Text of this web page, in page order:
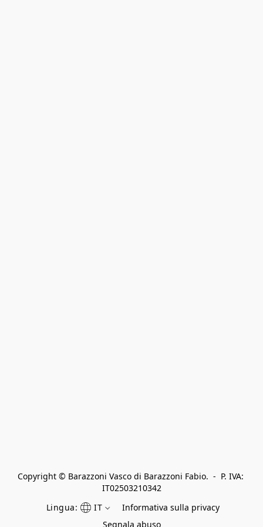
Copyright © Barazzoni Vasco di Barazzoni Fabio.  -  P. IVA:
IT02503210342
Lingua:
IT
Informativa sulla privacy
Segnala abuso